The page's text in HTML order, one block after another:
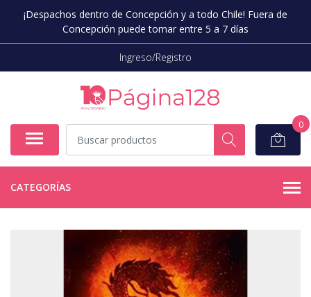
¡Despachos dentro de Concepción y a todo Chile! Fuera de
Concepción puede tomar entre 5 a 7 días
Ingreso/Registro
0
CATEGORÍAS